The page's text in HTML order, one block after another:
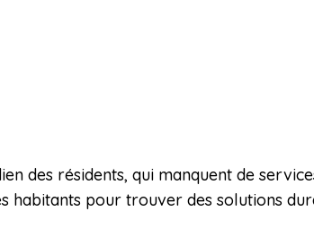
des résidents, qui manquent de
habitants pour trouver des solutions